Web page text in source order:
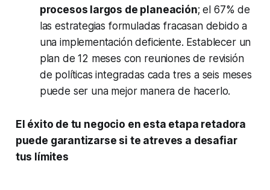
procesos largos de planeación; el 67% de
las estrategias formuladas fracasan debido a
una implementación deficiente. Establecer un
plan de 12 meses con reuniones de revisión
de políticas integradas cada tres a seis meses
puede ser una mejor manera de hacerlo.
El éxito de tu negocio en esta etapa retadora
puede garantizarse si te atreves a desafiar
tus límites